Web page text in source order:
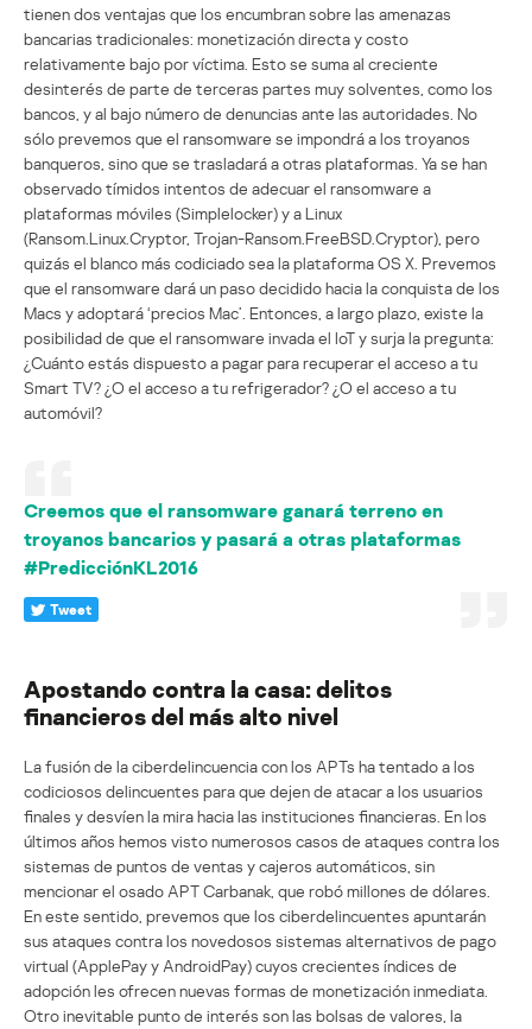
tienen dos ventajas que los encumbran sobre las amenazas
bancarias tradicionales: monetización directa y costo
relativamente bajo por víctima. Esto se suma al creciente
desinterés de parte de terceras partes muy solventes, como los
bancos, y al bajo número de denuncias ante las autoridades. No
sólo prevemos que el ransomware se impondrá a los troyanos
banqueros, sino que se trasladará a otras plataformas. Ya se han
observado tímidos intentos de adecuar el ransomware a
plataformas móviles (Simplelocker) y a Linux
(Ransom.Linux.Cryptor, Trojan-Ransom.FreeBSD.Cryptor), pero
quizás el blanco más codiciado sea la plataforma OS X. Prevemos
que el ransomware dará un paso decidido hacia la conquista de los
Macs y adoptará ‘precios Mac’. Entonces, a largo plazo, existe la
posibilidad de que el ransomware invada el IoT y surja la pregunta:
¿Cuánto estás dispuesto a pagar para recuperar el acceso a tu
Smart TV? ¿O el acceso a tu refrigerador? ¿O el acceso a tu
automóvil?
Creemos que el ransomware ganará terreno en
troyanos bancarios y pasará a otras plataformas
#PredicciónKL2016
Tweet
Apostando contra la casa: delitos
financieros del más alto nivel
La fusión de la ciberdelincuencia con los APTs ha tentado a los
codiciosos delincuentes para que dejen de atacar a los usuarios
finales y desvíen la mira hacia las instituciones financieras. En los
últimos años hemos visto numerosos casos de ataques contra los
sistemas de puntos de ventas y cajeros automáticos, sin
mencionar el osado APT Carbanak, que robó millones de dólares.
En este sentido, prevemos que los ciberdelincuentes apuntarán
sus ataques contra los novedosos sistemas alternativos de pago
virtual (ApplePay y AndroidPay) cuyos crecientes índices de
adopción les ofrecen nuevas formas de monetización inmediata.
Otro inevitable punto de interés son las bolsas de valores, la